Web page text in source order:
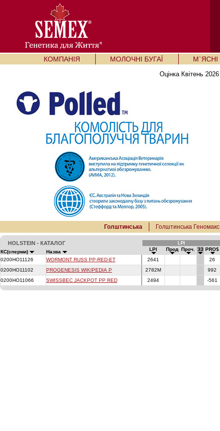
КОМПАНІЯ МОЛОЧНІ БУГАЇ М`ЯСНІ
Оцінка Квітень
Голштинська Голштинська Геномакс
HOLSTEIN - КАТАЛОГ LPI
КС(сперми) Назва LPI Прод Проч. ЗЗ PRO$
0200HO11126
WORMONT RUSS PP-RED-ET 2641
26
0200HO11102
PROGENESIS WIKIPEDIA P 2782M
992
0200HO11066
SWISSBEC JACKPOT PP RED 2494 -561